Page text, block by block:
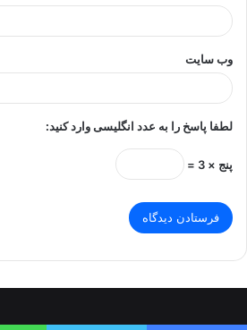
وب‌ سایت
لطفا پاسخ را به عدد انگلیسی وارد کنید:
پنج × 3 =